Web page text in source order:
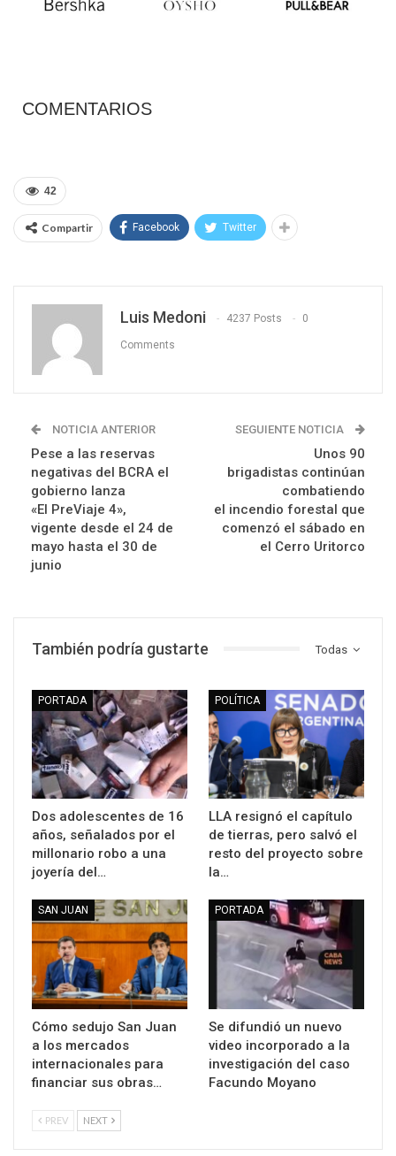
COMENTARIOS
42
Compartir Facebook Twitter
Luis Medoni 4237 Posts 0
Comments
NOTICIA ANTERIOR
Pese a las reservas
negativas del BCRA el
gobierno lanza
«El PreViaje 4»,
vigente desde el 24 de
mayo hasta el 30 de
junio
SEGUIENTE NOTICIA
Unos 90
brigadistas continúan
combatiendo
el incendio forestal que
comenzó el sábado en
el Cerro Uritorco
Todas
También podría gustarte
PORTADA
Dos adolescentes de 16
años, señalados por el
millonario robo a una
joyería del…
POLÍTICA
LLA resignó el capítulo
de tierras, pero salvó el
resto del proyecto sobre
la…
SAN JUAN
Cómo sedujo San Juan
a los mercados
internacionales para
financiar sus obras…
PORTADA
Se difundió un nuevo
video incorporado a la
investigación del caso
Facundo Moyano
PREV NEXT